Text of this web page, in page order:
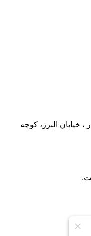
خیابان البرز، کوچه